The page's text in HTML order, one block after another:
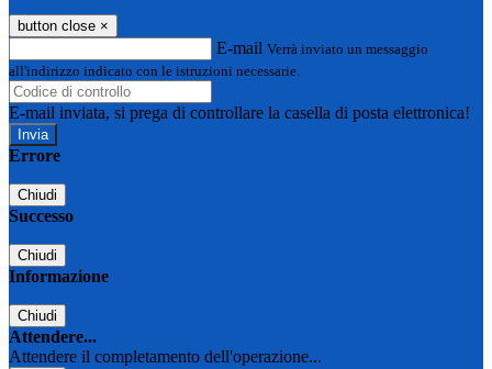
button close ×
E-mail Verrà inviato un messaggio
all'indirizzo indicato con le istruzioni necessarie.
E-mail inviata, si prega di controllare la casella di posta elettronica!
Errore
Chiudi
Successo
Chiudi
Informazione
Chiudi
Attendere...
Attendere il completamento dell'operazione...